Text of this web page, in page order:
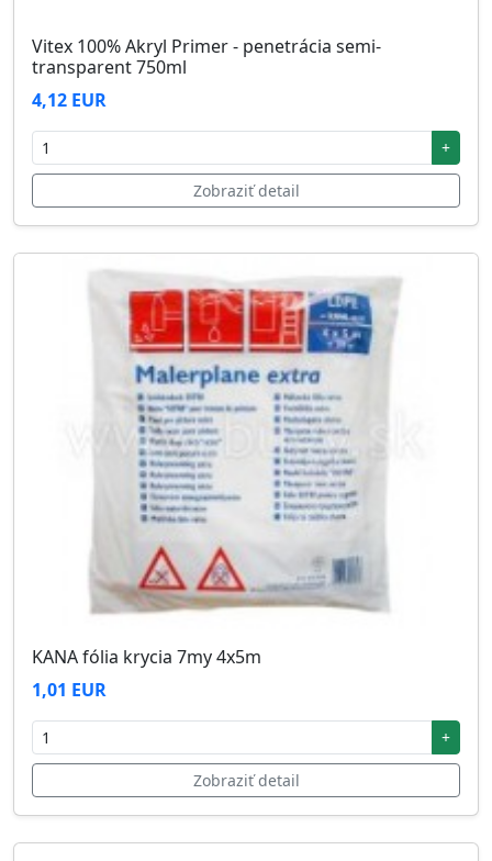
Vitex 100% Akryl Primer - penetrácia semi-
transparent 750ml
4,12 EUR
+
Zobraziť detail
KANA fólia krycia 7my 4x5m
1,01 EUR
+
Zobraziť detail